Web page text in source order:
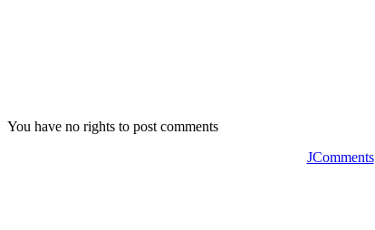
You have no rights to post comments
JComments